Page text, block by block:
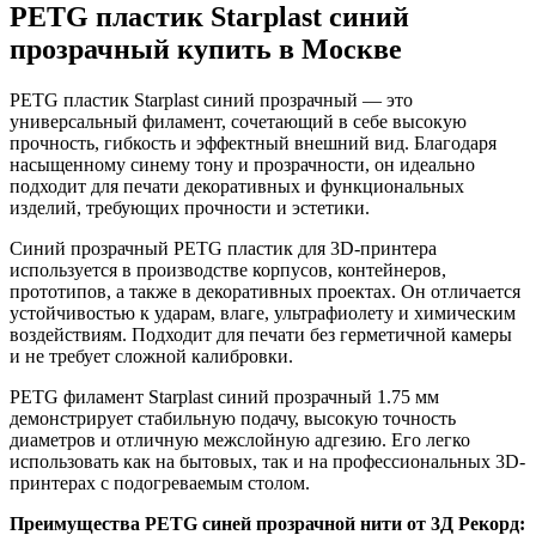
PETG пластик Starplast синий
прозрачный купить в Москве
PETG пластик Starplast синий прозрачный — это
универсальный филамент, сочетающий в себе высокую
прочность, гибкость и эффектный внешний вид. Благодаря
насыщенному синему тону и прозрачности, он идеально
подходит для печати декоративных и функциональных
изделий, требующих прочности и эстетики.
Синий прозрачный PETG пластик для 3D-принтера
используется в производстве корпусов, контейнеров,
прототипов, а также в декоративных проектах. Он отличается
устойчивостью к ударам, влаге, ультрафиолету и химическим
воздействиям. Подходит для печати без герметичной камеры
и не требует сложной калибровки.
PETG филамент Starplast синий прозрачный 1.75 мм
демонстрирует стабильную подачу, высокую точность
диаметров и отличную межслойную адгезию. Его легко
использовать как на бытовых, так и на профессиональных 3D-
принтерах с подогреваемым столом.
Преимущества PETG синей прозрачной нити от 3Д Рекорд: